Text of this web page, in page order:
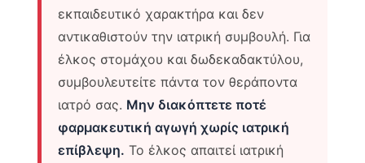
εκπαιδευτικό χαρακτήρα και δεν
αντικαθιστούν την ιατρική συμβουλή. Για
έλκος στομάχου και δωδεκαδακτύλου,
συμβουλευτείτε πάντα τον θεράποντα
ιατρό σας. Μην διακόπτετε ποτέ
φαρμακευτική αγωγή χωρίς ιατρική
επίβλεψη. Το έλκος απαιτεί ιατρική